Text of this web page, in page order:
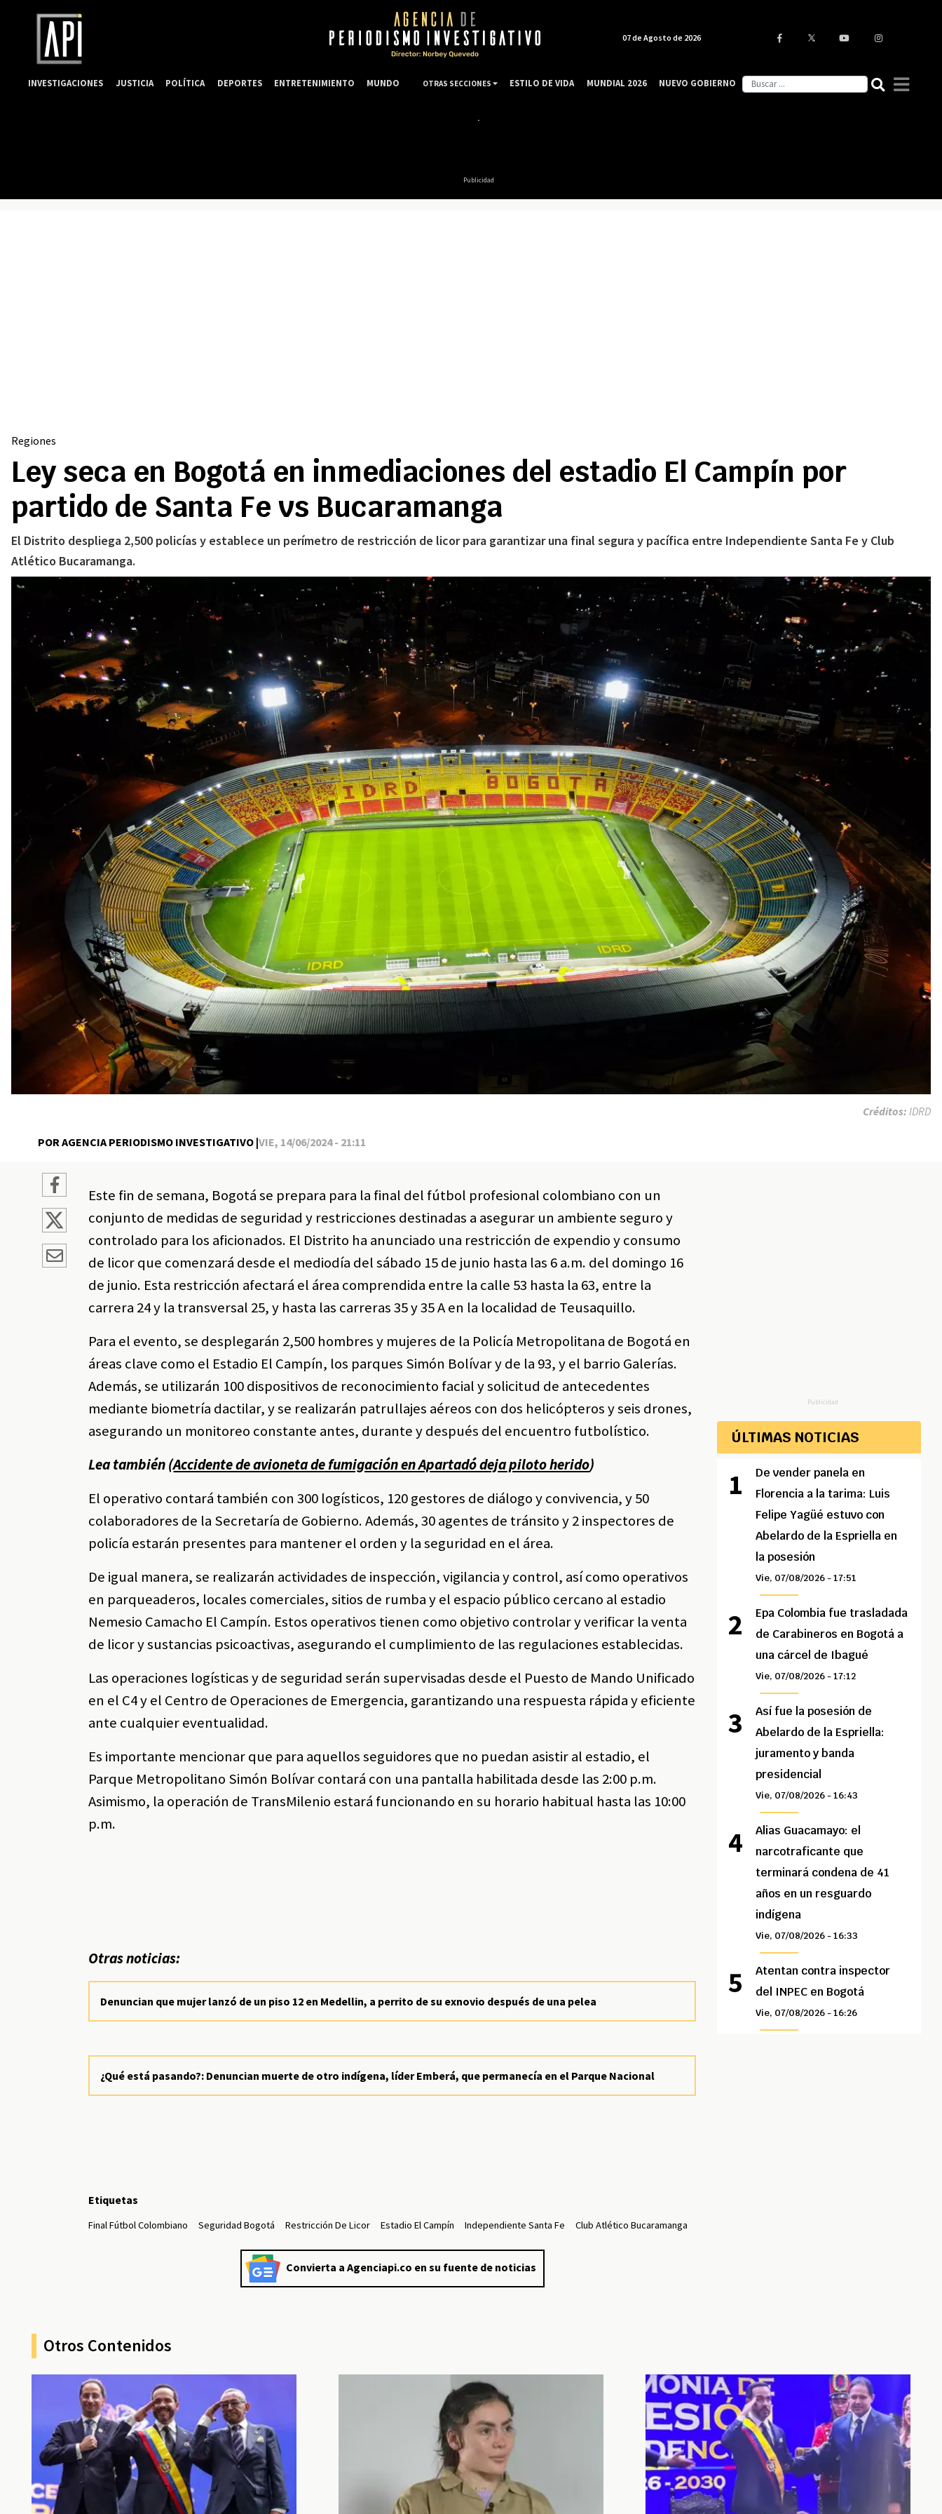
Publicidad
Regiones
Ley seca en Bogotá en inmediaciones del estadio El Campín por
partido de Santa Fe vs Bucaramanga
El Distrito despliega 2,500 policías y establece un perímetro de restricción de licor para garantizar una final segura y pacífica entre Independiente Santa Fe y Club
Atlético Bucaramanga.
POR AGENCIA PERIODISMO INVESTIGATIVO |VIE, 14/06/2024 - 21:11
Créditos: IDRD
Este fin de semana, Bogotá se prepara para la final del fútbol profesional colombiano con un
conjunto de medidas de seguridad y restricciones destinadas a asegurar un ambiente seguro y
controlado para los aficionados. El Distrito ha anunciado una restricción de expendio y consumo
de licor que comenzará desde el mediodía del sábado 15 de junio hasta las 6 a.m. del domingo 16
de junio. Esta restricción afectará el área comprendida entre la calle 53 hasta la 63, entre la
carrera 24 y la transversal 25, y hasta las carreras 35 y 35 A en la localidad de Teusaquillo.
Para el evento, se desplegarán 2,500 hombres y mujeres de la Policía Metropolitana de Bogotá en
áreas clave como el Estadio El Campín, los parques Simón Bolívar y de la 93, y el barrio Galerías.
Además, se utilizarán 100 dispositivos de reconocimiento facial y solicitud de antecedentes
mediante biometría dactilar, y se realizarán patrullajes aéreos con dos helicópteros y seis drones,
asegurando un monitoreo constante antes, durante y después del encuentro futbolístico.
Lea también (Accidente de avioneta de fumigación en Apartadó deja piloto herido)
El operativo contará también con 300 logísticos, 120 gestores de diálogo y convivencia, y 50
colaboradores de la Secretaría de Gobierno. Además, 30 agentes de tránsito y 2 inspectores de
policía estarán presentes para mantener el orden y la seguridad en el área.
De igual manera, se realizarán actividades de inspección, vigilancia y control, así como operativos
en parqueaderos, locales comerciales, sitios de rumba y el espacio público cercano al estadio
Nemesio Camacho El Campín. Estos operativos tienen como objetivo controlar y verificar la venta
de licor y sustancias psicoactivas, asegurando el cumplimiento de las regulaciones establecidas.
Las operaciones logísticas y de seguridad serán supervisadas desde el Puesto de Mando Unificado
en el C4 y el Centro de Operaciones de Emergencia, garantizando una respuesta rápida y eficiente
ante cualquier eventualidad.
Es importante mencionar que para aquellos seguidores que no puedan asistir al estadio, el
Parque Metropolitano Simón Bolívar contará con una pantalla habilitada desde las 2:00 p.m.
Asimismo, la operación de TransMilenio estará funcionando en su horario habitual hasta las 10:00
p.m.
Otras noticias:
Denuncian que mujer lanzó de un piso 12 en Medellin, a perrito de su exnovio después de una pelea
¿Qué está pasando?: Denuncian muerte de otro indígena, líder Emberá, que permanecía en el Parque Nacional
Etiquetas
Final Fútbol Colombiano Seguridad Bogotá Restricción De Licor Estadio El Campín Independiente Santa Fe Club Atlético Bucaramanga
Convierta a Agenciapi.co en su fuente de noticias
Publicidad
ÚLTIMAS NOTICIAS
De vender panela en
Florencia a la tarima: Luis
Felipe Yagüé estuvo con
Abelardo de la Espriella en
la posesión
Vie, 07/08/2026 - 17:51
Epa Colombia fue trasladada
de Carabineros en Bogotá a
una cárcel de Ibagué
Vie, 07/08/2026 - 17:12
Así fue la posesión de
Abelardo de la Espriella:
juramento y banda
presidencial
Vie, 07/08/2026 - 16:43
Alias Guacamayo: el
narcotraficante que
terminará condena de 41
años en un resguardo
indígena
Vie, 07/08/2026 - 16:33
Atentan contra inspector
del INPEC en Bogotá
Vie, 07/08/2026 - 16:26
Otros Contenidos
07 de Agosto de 2026
INVESTIGACIONES JUSTICIA POLÍTICA DEPORTES ENTRETENIMIENTO MUNDO OTRAS SECCIONES ESTILO DE VIDA MUNDIAL 2026 NUEVO GOBIERNO